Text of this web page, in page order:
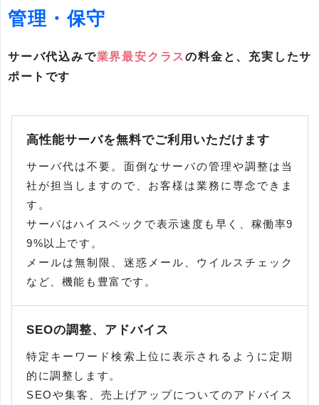
管理・保守
サーバ代込みで業界最安クラスの料金と、充実したサ
ポートです
高性能サーバを無料でご利用いただけます
サーバ代は不要。面倒なサーバの管理や調整は当
社が担当しますので、お客様は業務に専念できま
す。
サーバはハイスペックで表示速度も早く、稼働率9
9%以上です。
メールは無制限、迷惑メール、ウイルスチェック
など、機能も豊富です。
SEOの調整、アドバイス
特定キーワード検索上位に表示されるように定期
的に調整します。
SEOや集客、売上げアップについてのアドバイス